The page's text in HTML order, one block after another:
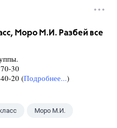
Моро М.И. Разбей все
30
20 (Подробнее...)
Моро М.И.